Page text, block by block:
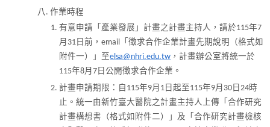
作業時程
有意申請「產業發展」計畫之計畫主持人，請於115年7
月31日前，email「徵求合作企業計畫先期說明（格式如
附件一）」至elsa@nhri.edu.tw ，計畫辦公室將統一於
115年8月7日公開徵求合作企業。
計畫申請期限：自115年9月1日起至115年9月30日24時
止。統一由新竹臺大醫院之計畫主持人上傳「合作研究
計畫構想書（格式如附件二）」及「合作研究計畫檢核